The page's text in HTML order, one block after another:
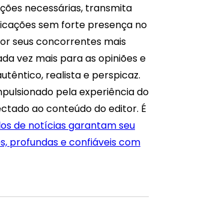
necessárias, transmita
sem forte presença no
seus concorrentes mais
vez mais para as opiniões e
realista e perspicaz.
pela experiência do
ao conteúdo do editor. É
de notícias garantam seu
profundas e confiáveis ​​com